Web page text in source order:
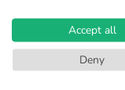
Accept all
Deny